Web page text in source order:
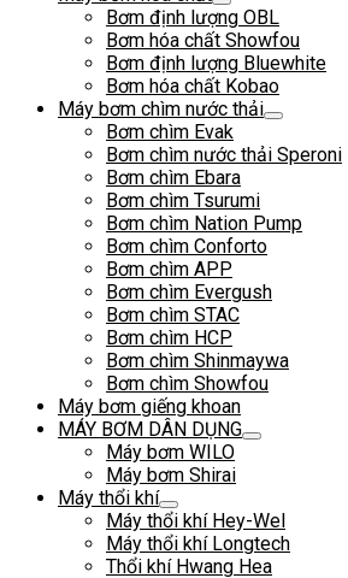
Bơm định lượng OBL
Bơm hóa chất Showfou
Bơm định lượng Bluewhite
Bơm hóa chất Kobao
Máy bơm chìm nước thải
Bơm chìm Evak
Bơm chìm nước thải Speroni
Bơm chìm Ebara
Bơm chìm Tsurumi
Bơm chìm Nation Pump
Bơm chìm Conforto
Bơm chìm APP
Bơm chìm Evergush
Bơm chìm STAC
Bơm chìm HCP
Bơm chìm Shinmaywa
Bơm chìm Showfou
Máy bơm giếng khoan
MÁY BƠM DÂN DỤNG
Máy bơm WILO
Máy bơm Shirai
Máy thổi khí
Máy thổi khí Hey-Wel
Máy thổi khí Longtech
Thổi khí Hwang Hea